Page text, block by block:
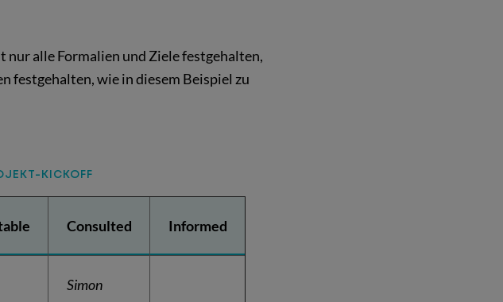
nur alle Formalien und Ziele festgehalten,
festgehalten, wie in diesem Beispiel zu
KICKOFF
Consulted Informed
Simon